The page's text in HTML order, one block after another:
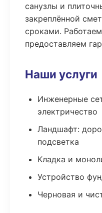
санузлы и
закреплённой
сроками.
предоставляем
Наши услуги
Инженерные
электричество
Ландшафт:
подсветка
Кладка и
Устройство
Черновая и